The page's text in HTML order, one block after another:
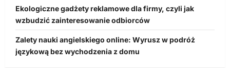
Ekologiczne gadżety reklamowe dla firmy, czyli jak
wzbudzić zainteresowanie odbiorców
Zalety nauki angielskiego online: Wyrusz w podróż
językową bez wychodzenia z domu